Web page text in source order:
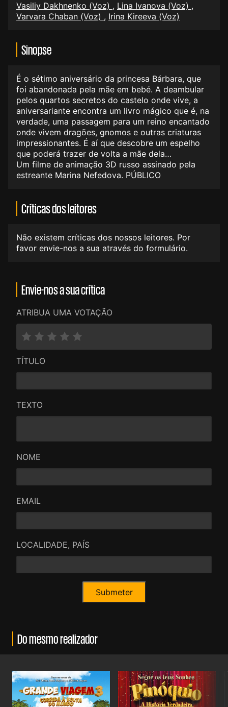
Vasiliy Dakhnenko (Voz) , Lina Ivanova (Voz) ,
Varvara Chaban (Voz) , Irina Kireeva (Voz)
Sinopse
É o sétimo aniversário da princesa Bárbara, que
foi abandonada pela mãe em bebé. A deambular
pelos quartos secretos do castelo onde vive, a
aniversariante encontra um livro mágico que é, na
verdade, uma passagem para um reino encantado
onde vivem dragões, gnomos e outras criaturas
impressionantes. É aí que descobre um espelho
que poderá trazer de volta a mãe dela…
Um filme de animação 3D russo assinado pela
estreante Marina Nefedova. PÚBLICO
Críticas dos leitores
Não existem críticas dos nossos leitores. Por
favor envie-nos a sua através do formulário.
Envie-nos a sua crítica
ATRIBUA UMA VOTAÇÃO
TÍTULO
TEXTO
NOME
EMAIL
LOCALIDADE, PAÍS
Do mesmo realizador